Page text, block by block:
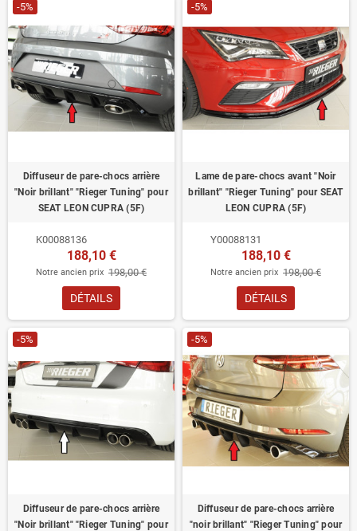
-5%
Diffuseur de pare-chocs arrière
"Noir brillant" "Rieger Tuning" pour
SEAT LEON CUPRA (5F)
K00088136
188,10 €
Notre ancien prix 198,00 €
DÉTAILS
-5%
Lame de pare-chocs avant "Noir
brillant" "Rieger Tuning" pour SEAT
LEON CUPRA (5F)
Y00088131
188,10 €
Notre ancien prix 198,00 €
DÉTAILS
-5%
Diffuseur de pare-chocs arrière
"Noir brillant" "Rieger Tuning" pour
-5%
Diffuseur de pare-chocs arrière
"noir brillant" "Rieger Tuning" pour